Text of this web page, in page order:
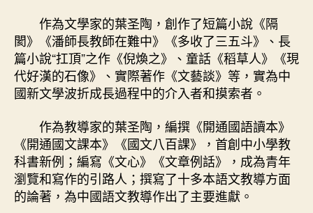
格
共
享
字
–
文
–
中
國
作
作為文學家的葉圣陶，創作了短篇小說《隔
閡》《潘師長教師在難中》《多收了三五斗》、長
篇小說“扛頂”之作《倪煥之》、童話《稻草人》《現
代好漢的石像》、實際著作《文藝談》等，實為中
國新文學波折成長過程中的介入者和摸索者。
作為教導家的葉圣陶，編撰《開通國語讀本》
《開通國文課本》《國文八百課》，首創中小學教
科書新例；編寫《文心》《文章例話》，成為青年
瀏覽和寫作的引路人；撰寫了十多本語文教導方面
的論著，為中國語文教導作出了主要進獻。